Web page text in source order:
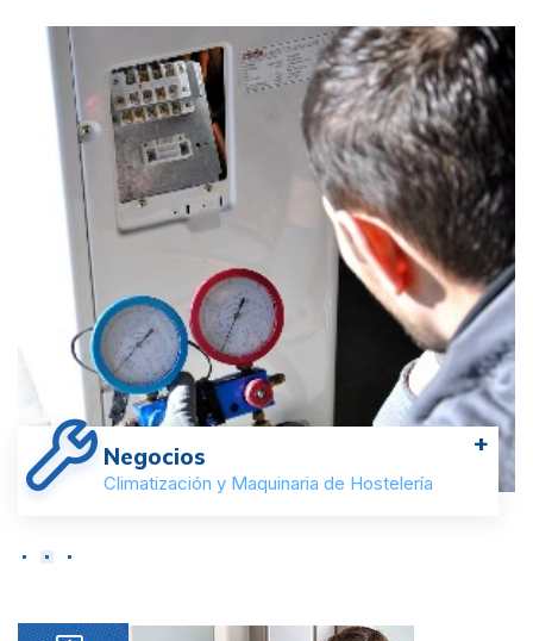
Negocios
Climatización y Maquinaria de Hostelería
+